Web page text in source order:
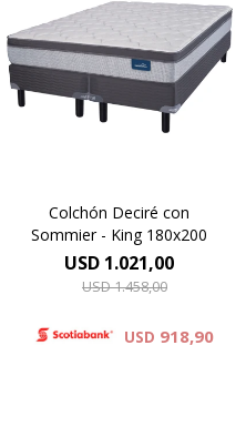
un sistema de Resortes
Pocket independientes con
espumas de calidad
premium para ofrecer un
descanso confortable,
estable y con un excelente
nivel de adaptación. Su
diseño está pensado para
Colchón Deciré con
Sommier - King 180x200
USD 1.021,00
USD1.458,00
USD 918,90